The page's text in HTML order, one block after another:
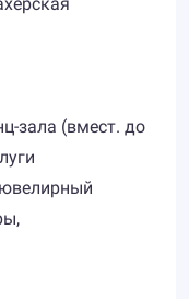
зала (вмест. до